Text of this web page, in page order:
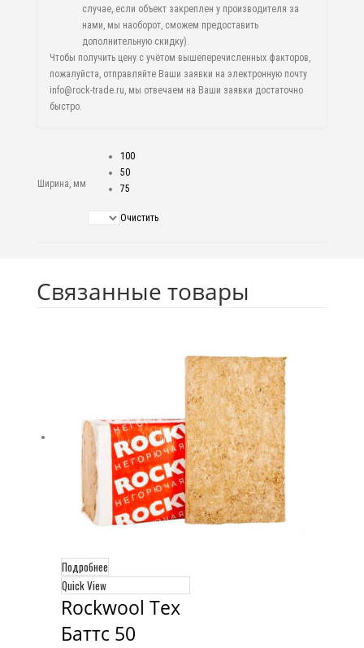
случае, если объект закреплен у производителя за
нами, мы наоборот, сможем предоставить
дополнительную скидку).
Чтобы получить цену с учётом вышеперечисленных факторов,
пожалуйста, отправляйте Ваши заявки на электронную почту
info@rock-trade.ru, мы отвечаем на Ваши заявки достаточно
быстро.
Ширина, мм
100
50
75
Очистить
Связанные товары
Подробнее
Quick View
Rockwool Тех
Баттс 50